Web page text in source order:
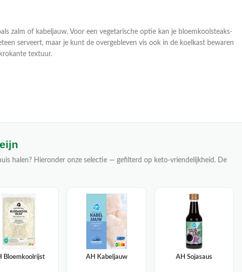
zalm of kabeljauw. Voor een vegetarische optie kan je bloemkoolsteaks-
serveert, maar je kunt de overgebleven vis ook in de koelkast bewaren
textuur.
halen? Hieronder onze selectie — gefilterd op keto-vriendelijkheid. De
Bloemkoolrijst AH Kabeljauw AH Sojasaus